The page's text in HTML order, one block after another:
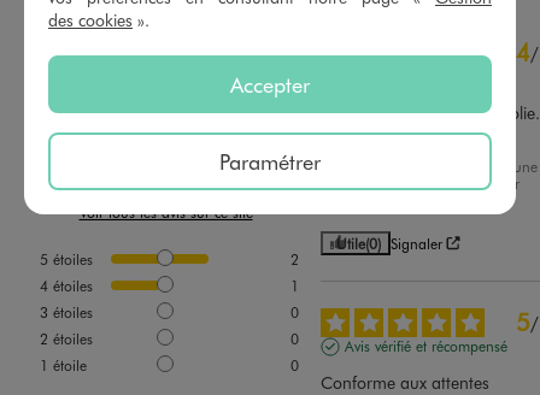
4.7/5
avis soumis à un
contrôle
Voir tous les avis sur ce site
5 étoiles
2
4 étoiles
1
3 étoiles
0
2 étoiles
0
1 étoile 0
4/
Ma fille l’adore. Elles très jolie.
Voir dans le temps.
, suite à une
02/05/2026
par
Utile(0) Signaler
5/
Avis vérifié et récompensé
Conforme aux attentes
des cookies ».
Accepter
Paramétrer